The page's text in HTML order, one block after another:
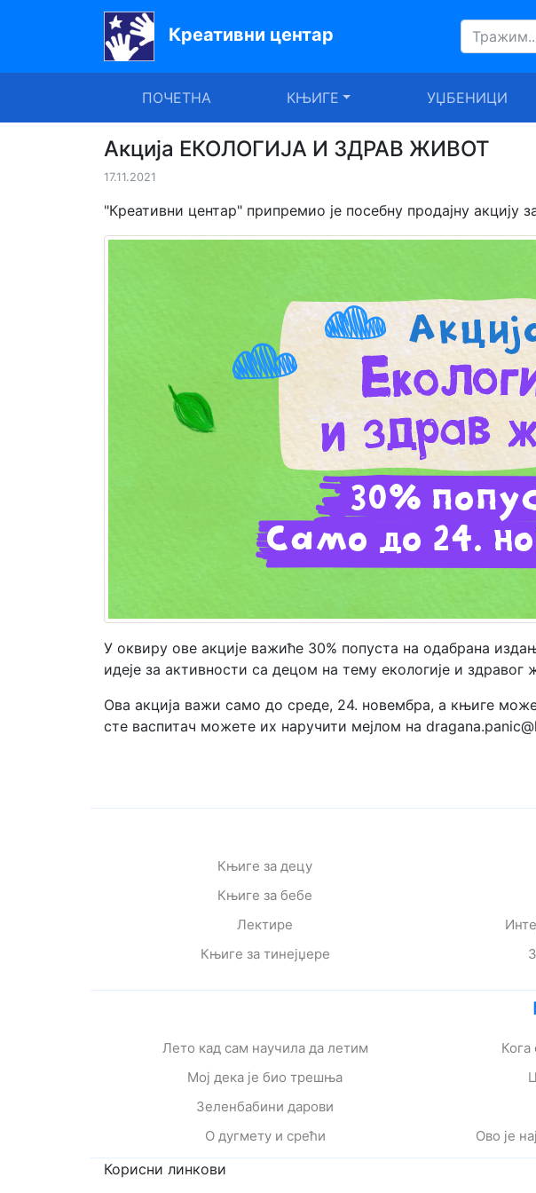
Креативни центар
ПОЧЕТНА КЊИГЕ УЏБЕНИЦИ
Почетна
УџбенициАкција ЕКОЛОГИЈА И ЗДРАВ ЖИВОТ
17.11.2021
"Креативни центар" припремио је посебну продајну акцију
У оквиру ове акције важиће 30% попуста на одабрана
идеје за активности са децом на тему екологије и здравог
Ова акција важи само до среде, 24. новембра, а књиге
сте васпитач можете их наручити мејлом на
Књиге за децу
Књиге за бебе
Лектире
Књиге за тинејџере
Лето кад сам научила да летим
Мој дека је био трешња
Зеленбабини дарови
О дугмету и срећи
Ово је
Корисни линкови